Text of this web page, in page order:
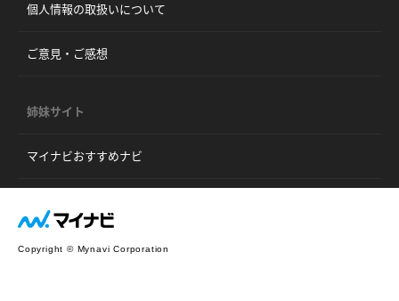
個人情報の取扱いについて
ご意見・ご感想
姉妹サイト
マイナビおすすめナビ
Copyright © Mynavi Corporation